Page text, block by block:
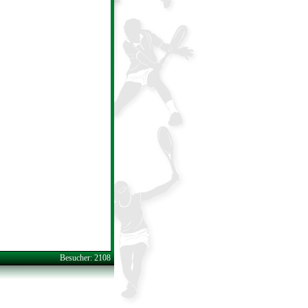
Besucher: 2108